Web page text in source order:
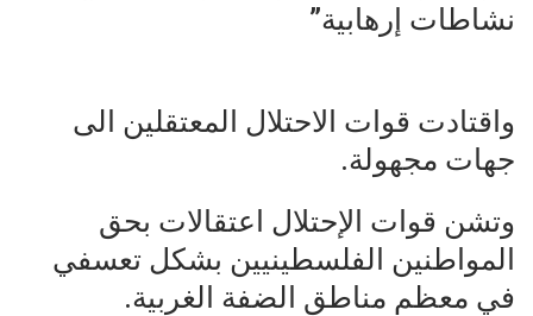
نشاطات إرهابية”
واقتادت قوات الاحتلال المعتقلين الى
جهات مجهولة.
وتشن قوات الإحتلال اعتقالات بحق
المواطنين الفلسطينيين بشكل تعسفي
في معظم مناطق الضفة الغربية.